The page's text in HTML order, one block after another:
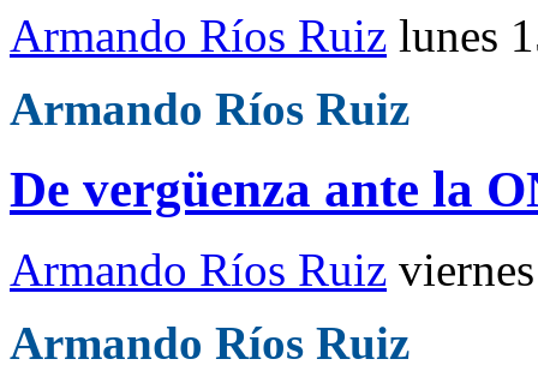
Armando Ríos Ruiz lunes
Armando Ríos Ruiz
De vergüenza ante la
Armando Ríos Ruiz
Armando Ríos Ruiz